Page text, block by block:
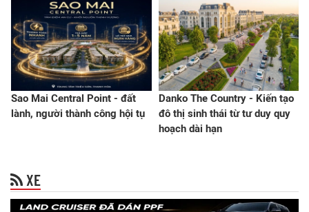
Sao Mai Central Point - đất
lành, người thành công hội tụ
Danko The Country - Kiến tạo
đô thị sinh thái từ tư duy quy
hoạch dài hạn
XE